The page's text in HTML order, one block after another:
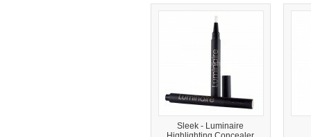
Sleek - Luminaire